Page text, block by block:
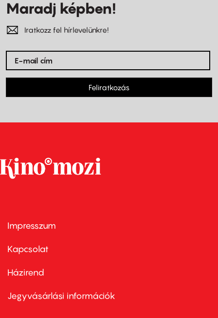
Maradj képben!
Iratkozz fel hírlevelünkre!
Feliratkozás
Footer
first
Impresszum
Kapcsolat
Footer
second
Házirend
Jegyvásárlási információk